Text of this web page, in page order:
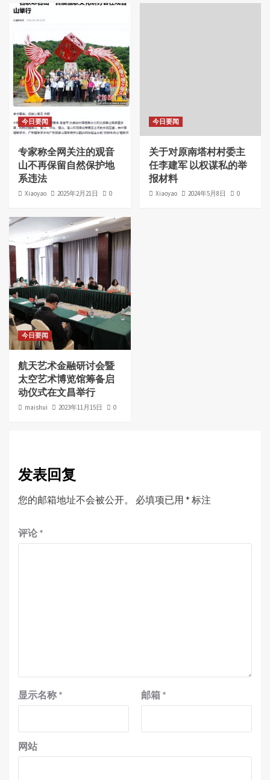
今日要闻
专家称全网关注的观音
山不再保留自然保护地
系违法
Xiaoyao 2025年2月21日 0
今日要闻
关于对原南塔村村委主
任李建军 以权谋私的举
报材料
Xiaoyao 2024年5月8日 0
今日要闻
航天艺术金融研讨会暨
太空艺术博览馆筹备启
动仪式在文昌举行
maishui 2023年11月15日 0
发表回复
您的邮箱地址不会被公开。 必填项已用 * 标注
评论 *
显示名称 * 邮箱 *
网站